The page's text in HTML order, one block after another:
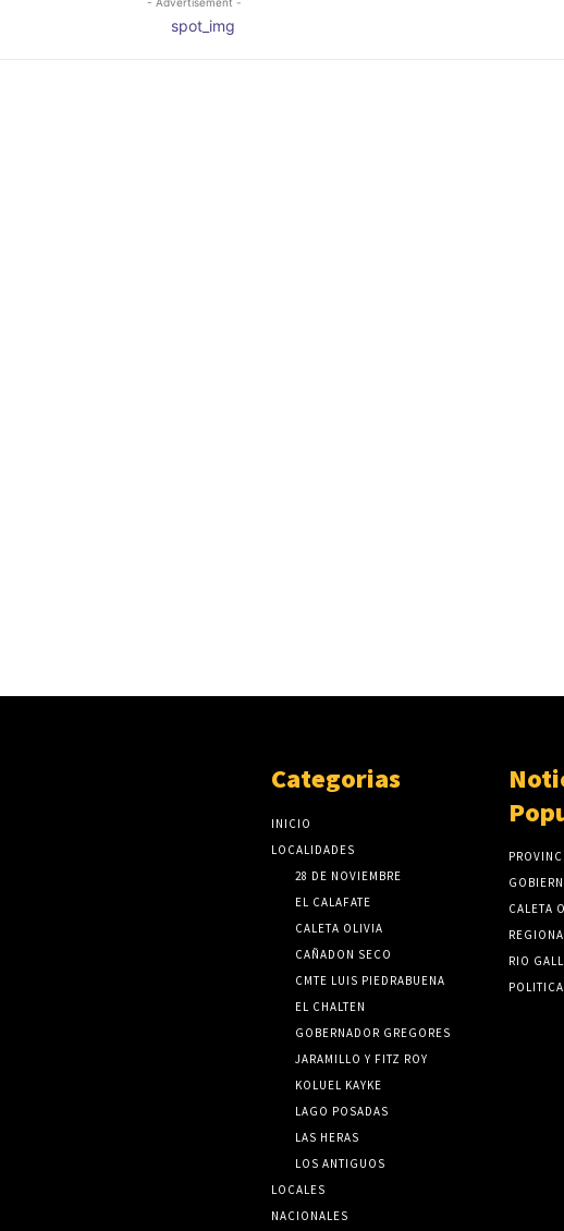
Categorias
INICIO
LOCALIDADES
28 DE NOVIEMBRE
EL CALAFATE
CALETA OLIVIA
CAÑADON SECO
CMTE LUIS PIEDRABUENA
EL CHALTEN
GOBERNADOR GREGORES
JARAMILLO Y FITZ ROY
KOLUEL KAYKE
LAGO POSADAS
LAS HERAS
LOS ANTIGUOS
LOCALES
NACIONALES
CALETA
RIO
POLITICA